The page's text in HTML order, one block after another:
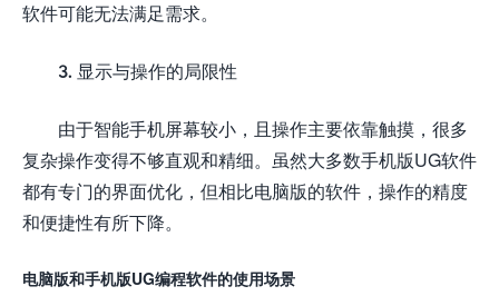
软件可能无法满足需求。
3. 显示与操作的局限性
由于智能手机屏幕较小，且操作主要依靠触摸，很多
复杂操作变得不够直观和精细。虽然大多数手机版UG软件
都有专门的界面优化，但相比电脑版的软件，操作的精度
和便捷性有所下降。
电脑版和手机版UG编程软件的使用场景